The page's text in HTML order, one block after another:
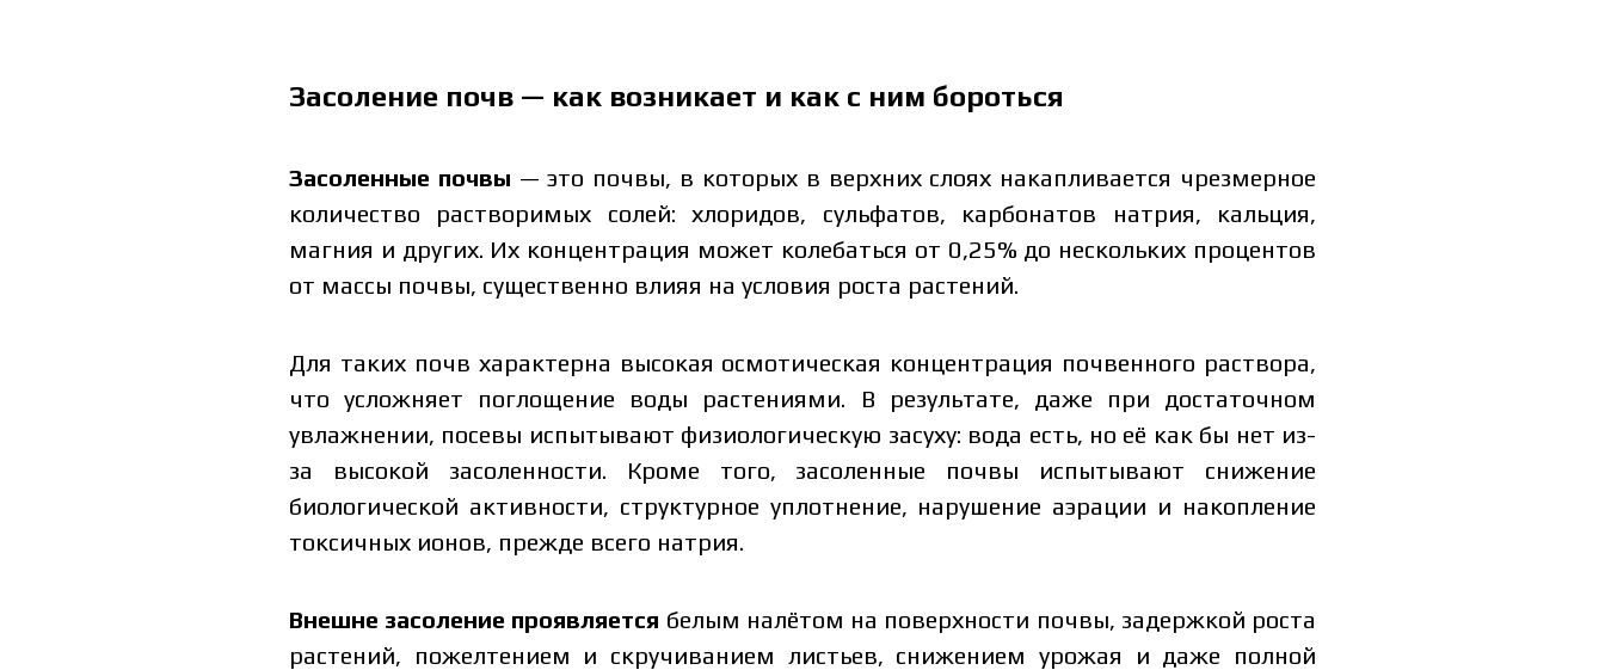
Засоление почв — как возникает и как с ним бороться
Засоленные почвы — это почвы, в которых в верхних слоях накапливается чрезмерное
количество растворимых солей: хлоридов, сульфатов, карбонатов натрия, кальция,
магния и других. Их концентрация может колебаться от 0,25% до нескольких процентов
от массы почвы, существенно влияя на условия роста растений.
Для таких почв характерна высокая осмотическая концентрация почвенного раствора,
что усложняет поглощение воды растениями. В результате, даже при достаточном
увлажнении, посевы испытывают физиологическую засуху: вода есть, но её как бы нет из-
за высокой засоленности. Кроме того, засоленные почвы испытывают снижение
биологической активности, структурное уплотнение, нарушение аэрации и накопление
токсичных ионов, прежде всего натрия.
Внешне засоление проявляется белым налётом на поверхности почвы, задержкой роста
растений, пожелтением и скручиванием листьев, снижением урожая и даже полной